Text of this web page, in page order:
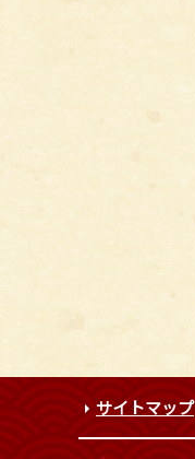
サイトマップ